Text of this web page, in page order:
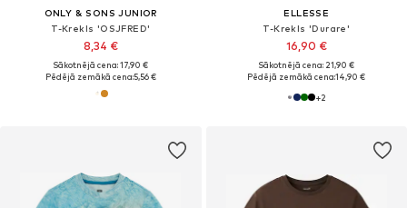
ONLY & SONS JUNIOR
T-Krekls 'OSJFRED'
8,34 €
Sākotnējā cena: 17,90 €
Pēdējā zemākā cena:5,56 €
ELLESSE
T-Krekls 'Durare'
16,90 €
Sākotnējā cena: 21,90 €
Pēdējā zemākā cena:14,90 €
+2